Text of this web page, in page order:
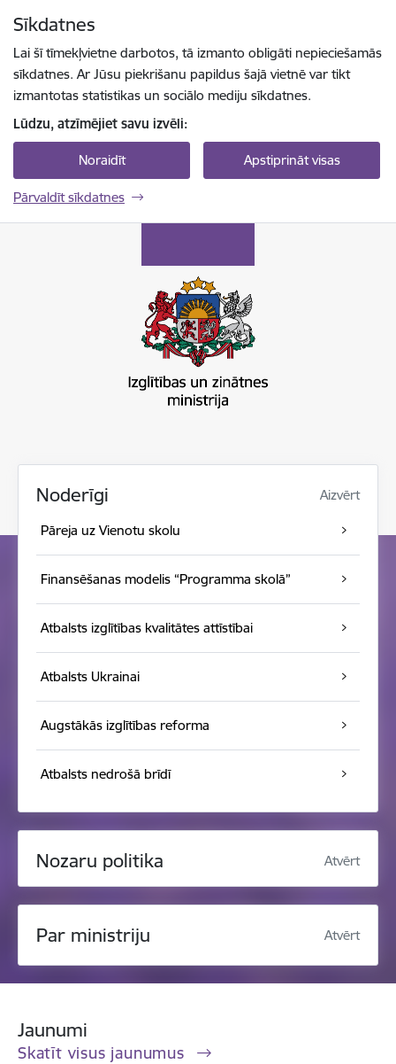
Sīkdatnes
Lai šī tīmekļvietne darbotos, tā izmanto obligāti nepieciešamās
sīkdatnes. Ar Jūsu piekrišanu papildus šajā vietnē var tikt
izmantotas statistikas un sociālo mediju sīkdatnes.
Lūdzu, atzīmējiet savu izvēli:
Noraidīt Apstiprināt visas
Pārvaldīt sīkdatnes
Noderīgi Aizvērt
Pāreja uz Vienotu skolu
Finansēšanas modelis “Programma skolā”
Atbalsts izglītības kvalitātes attīstībai
Atbalsts Ukrainai
Augstākās izglītības reforma
Atbalsts nedrošā brīdī
Nozaru politika Atvērt
Par ministriju Atvērt
Jaunumi
Skatīt visus jaunumus